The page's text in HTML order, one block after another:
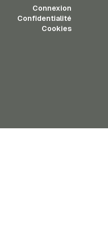
Connexion
Confidentialité
Cookies